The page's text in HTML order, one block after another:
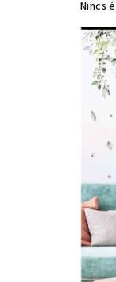
A
ből
csillag.
Nincs